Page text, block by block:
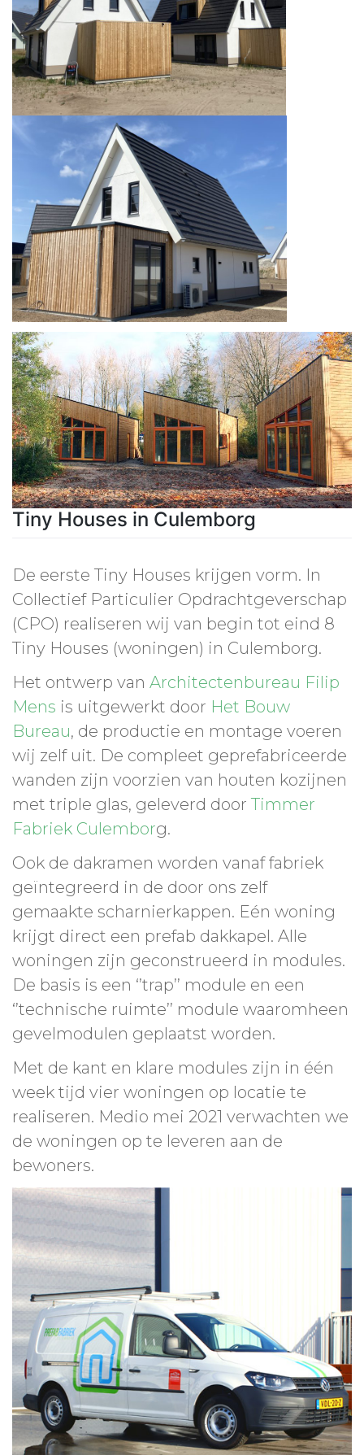
Tiny Houses in Culemborg
De eerste Tiny Houses krijgen vorm. In
Collectief Particulier Opdrachtgeverschap
(CPO) realiseren wij van begin tot eind 8
Tiny Houses (woningen) in Culemborg.
Het ontwerp van Architectenbureau Filip
Mens is uitgewerkt door Het Bouw
Bureau, de productie en montage voeren
wij zelf uit. De compleet geprefabriceerde
wanden zijn voorzien van houten kozijnen
met triple glas, geleverd door Timmer
Fabriek Culemborg.
Ook de dakramen worden vanaf fabriek
geïntegreerd in de door ons zelf
gemaakte scharnierkappen. Eén woning
krijgt direct een prefab dakkapel. Alle
woningen zijn geconstrueerd in modules.
De basis is een ‘’trap’’ module en een
‘’technische ruimte’’ module waaromheen
gevelmodulen geplaatst worden.
Met de kant en klare modules zijn in één
week tijd vier woningen op locatie te
realiseren. Medio mei 2021 verwachten we
de woningen op te leveren aan de
bewoners.